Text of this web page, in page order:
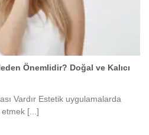
Önemlidir? Doğal ve Kalıcı
Vardır Estetik uygulamalarda
etmek [...]